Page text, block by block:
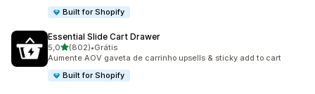
Built for Shopify
Essential Slide Cart Drawer
5,0de 5 estrelas
(802)
802 avaliações ao todo
•Grátis
Aumente AOV gaveta de carrinho upsells & sticky add to cart
Built for Shopify